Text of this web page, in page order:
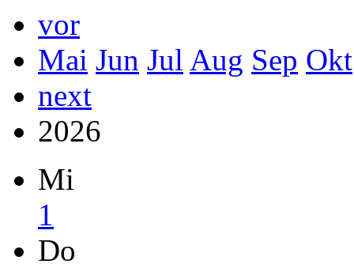
vor
Mai Jun Jul Aug Sep Okt
next
2026
Mi
1
Do